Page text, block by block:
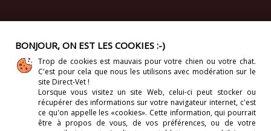
PARTAGE SOCIAL
. .
BONJOUR, ON EST LES COOKIES :-)
Trop de cookies est mauvais pour votre chien ou votre chat.
C'est pour cela que nous les utilisons avec modération sur le
site Direct-Vet !
Lorsque vous visitez un site Web, celui-cipeut stocker ou
récupérer des informations sur votre navigateur internet, c'est
ce qu'on appelle les «cookies». Cette information, qui pourrait
être à propos de vous, de vos préférences, ou de votre